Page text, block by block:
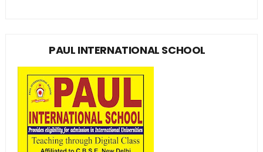
PAUL INTERNATIONAL SCHOOL